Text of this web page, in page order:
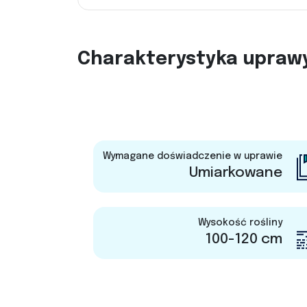
Charakterystyka
Wymagane doświadczenie w uprawie
Umiarkowane
Wysokość rośliny
100-120 cm